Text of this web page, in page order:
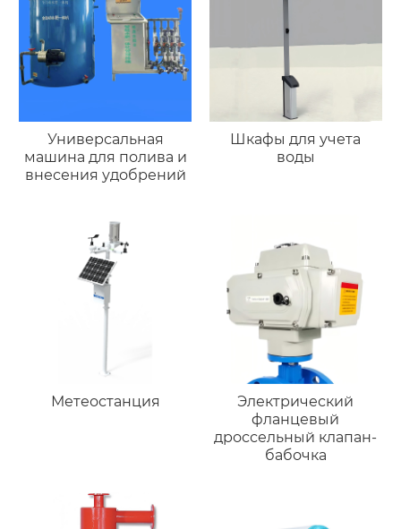
Универсальная
машина для полива и
внесения удобрений
Шкафы для учета
воды
Метеостанция
Электрический
фланцевый
дроссельный клапан-
бабочка